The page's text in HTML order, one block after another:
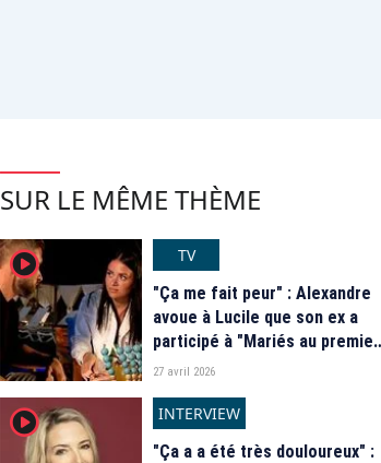
SUR LE MÊME THÈME
player2
TV
"Ça me fait peur" : Alexandre
avoue à Lucile que son ex a
participé à "Mariés au premier
regard" l'année dernière et
mariage, elle tombe de haut
27 avril 2026
player2
INTERVIEW
"Ça a a été très douloureux" :